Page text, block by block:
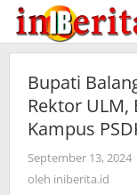
Lewati
konten
Bupati
Rektor ULM,
Kampus
September 13, 2024
oleh iniberita.id